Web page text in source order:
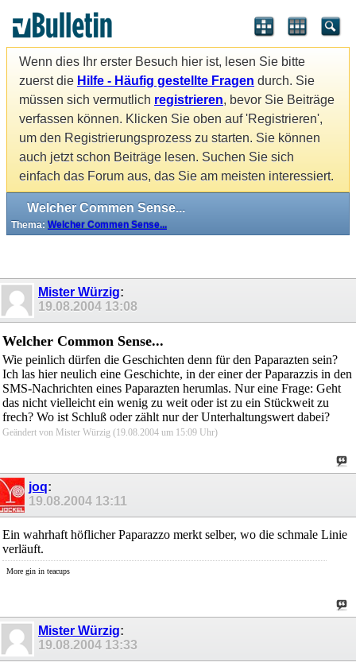
Wenn dies Ihr erster Besuch hier ist, lesen Sie bitte
zuerst die Hilfe - Häufig gestellte Fragen durch. Sie
müssen sich vermutlich registrieren, bevor Sie Beiträge
verfassen können. Klicken Sie oben auf 'Registrieren',
um den Registrierungsprozess zu starten. Sie können
auch jetzt schon Beiträge lesen. Suchen Sie sich
einfach das Forum aus, das Sie am meisten interessiert.
Welcher Commen Sense...
Thema: Welcher Commen Sense...
Mister Würzig:
19.08.2004 13:08
Welcher Common Sense...
Wie peinlich dürfen die Geschichten denn für den Paparazten sein?
Ich las hier neulich eine Geschichte, in der einer der Paparazzis in den
SMS-Nachrichten eines Paparazten herumlas. Nur eine Frage: Geht
das nicht vielleicht ein wenig zu weit oder ist zu ein Stückweit zu
frech? Wo ist Schluß oder zählt nur der Unterhaltungswert dabei?
Geändert von Mister Würzig (19.08.2004 um 15:09 Uhr)
joq:
19.08.2004 13:11
Ein wahrhaft höflicher Paparazzo merkt selber, wo die schmale Linie
verläuft.
More gin in teacups
Mister Würzig:
19.08.2004 13:33